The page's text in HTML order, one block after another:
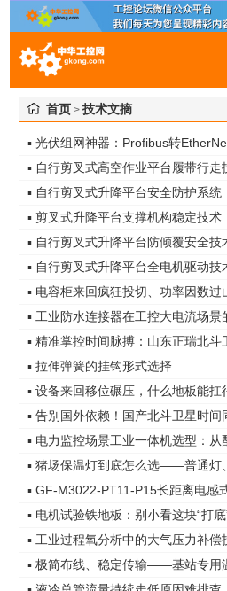
首页 > 技术文摘
▪ 光伏组网神器：Profibus转
▪ 自行剪叉式高空作业平台履带行走
▪ 自行剪叉式升降平台安全防护系统
▪ 剪叉式升降平台支撑机构稳定技术
▪ 自行剪叉式升降平台防倾覆安全技
▪ 自行剪叉式升降平台全电机驱动技
▪ 工业防水连接器在工控大电流场景
▪ 拉伸弹簧的挂钩形式选择
▪ 设备来回移位碾压，什么地板能扛
▪ GF-M3022-PT11-P15长距离电感
▪ 电机试验铁地板：别小看这块“打
▪ 工业过程氧分析中的大气压力补偿
▪ 极简布线、稳定传输——基站专用